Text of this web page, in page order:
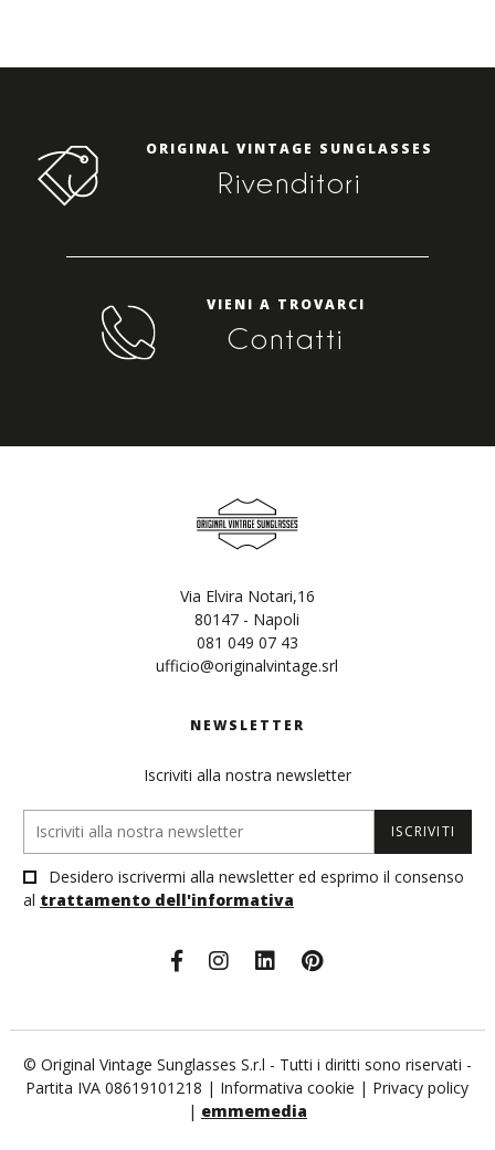
ORIGINAL VINTAGE SUNGLASSES
Rivenditori
VIENI A TROVARCI
Contatti
Via Elvira Notari,16
80147 - Napoli
081 049 07 43
ufficio@originalvintage.srl
NEWSLETTER
Iscriviti alla nostra newsletter
ISCRIVITI
Desidero iscrivermi alla newsletter ed esprimo il consenso
al trattamento dell'informativa
© Original Vintage Sunglasses S.r.l - Tutti i diritti sono riservati -
Partita IVA 08619101218 | Informativa cookie | Privacy policy
| emmemedia